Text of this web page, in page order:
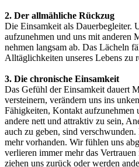
2. Der allmähliche Rückzug
Die Einsamkeit als Dauerbegleiter.
aufzunehmen und uns mit anderen
nehmen langsam ab. Das Lächeln
Alltäglichkeiten unseres Lebens zu
3. Die chronische Einsamkeit
Das Gefühl der Einsamkeit dauert
versteinern, verändern uns ins
Fähigkeiten, Kontakt aufzunehmen
andere nett und attraktiv zu sein,
auch zu geben, sind
mehr vorhanden. Wir fühlen uns
verlieren immer mehr das
ziehen uns zurück oder werden